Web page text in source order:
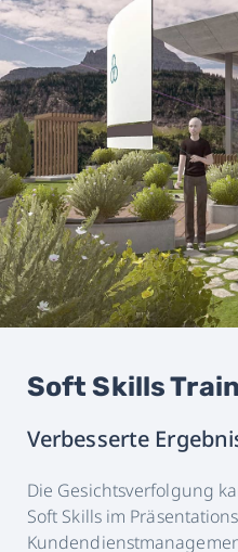
Soft Skills
Verbesserte
Die Gesichtsverfolgung
Soft Skills im